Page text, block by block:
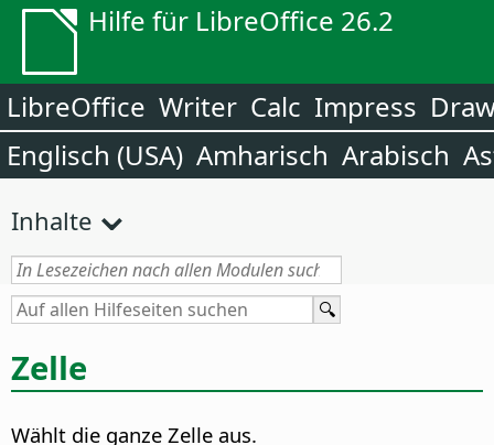
Hilfe für LibreOffice 26.2
LibreOffice Writer Calc Impress
Englisch (USA) Amharisch Arabisch
Inhalte
Zelle
Wählt die ganze Zelle aus.